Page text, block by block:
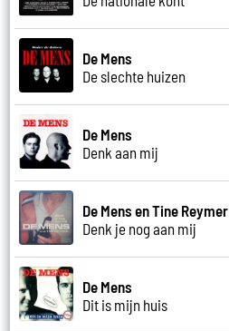
De Mens
De slechte huizen
De Mens
Denk aan mij
De Mens en Tine Reymer
Denk je nog aan mij
De Mens
Dit is mijn huis